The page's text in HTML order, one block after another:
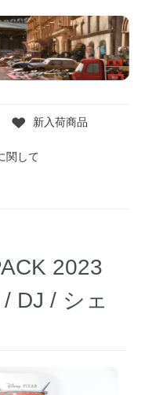
新入荷商品
関して
2023
DJ / シェ